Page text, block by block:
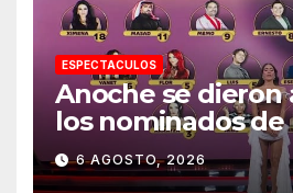
ESPECTACULOS
Anoche se dieron
los nominados de
los Famosos
la segunda
6 AGOSTO, 2026